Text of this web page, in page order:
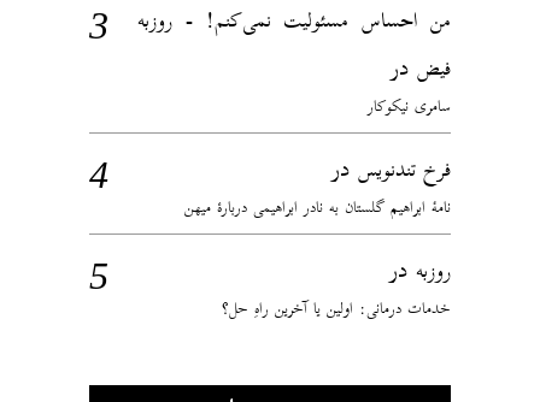
من احساس مسئولیت نمی‌کنم! - روزبه
فیض در
سامری نیکوکار
فرخ تندنویس در
نامهٔ ابراهیم گلستان به نادر ابراهیمی دربارهٔ میهن
روزبه در
خدمات درمانی: اولین یا آخرین راهِ حل؟